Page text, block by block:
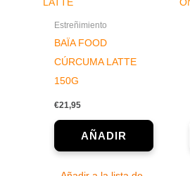
Estreñimiento
BAÏA FOOD
CÚRCUMA LATTE
150G
€21,95